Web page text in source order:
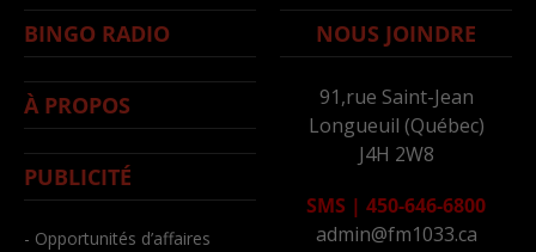
BINGO RADIO
À PROPOS
PUBLICITÉ
- Opportunités d’affaires
NOUS JOINDRE
91,rue Saint-Jean
Longueuil (Québec)
J4H 2W8
SMS | 450-646-6800
admin@fm1033.ca